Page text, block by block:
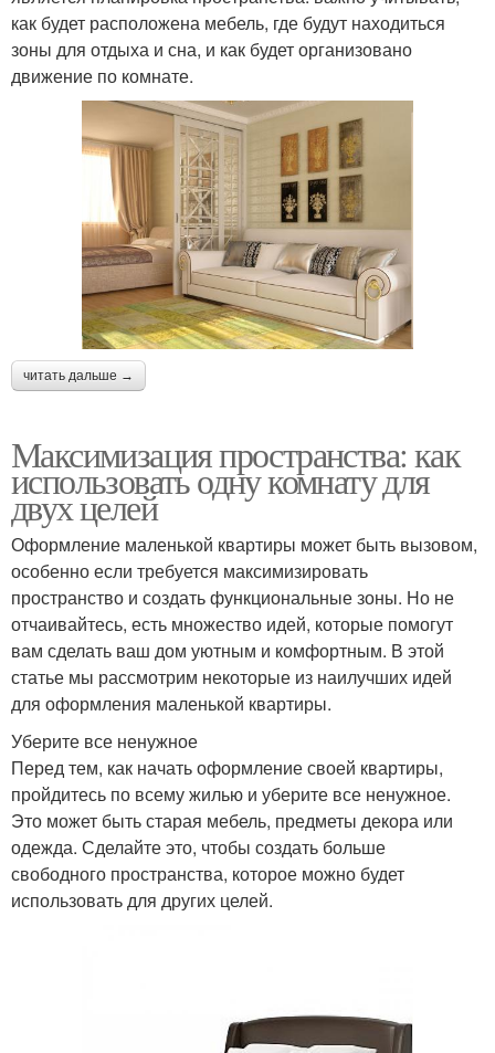
как будет расположена мебель, где будут находиться
зоны для отдыха и сна, и как будет организовано
движение по комнате.
читать дальше →
Максимизация пространства: как
использовать одну комнату для
двух целей
Оформление маленькой квартиры может быть вызовом,
особенно если требуется максимизировать
пространство и создать функциональные зоны. Но не
отчаивайтесь, есть множество идей, которые помогут
вам сделать ваш дом уютным и комфортным. В этой
статье мы рассмотрим некоторые из наилучших идей
для оформления маленькой квартиры.
Уберите все ненужное
Перед тем, как начать оформление своей квартиры,
пройдитесь по всему жилью и уберите все ненужное.
Это может быть старая мебель, предметы декора или
одежда. Сделайте это, чтобы создать больше
свободного пространства, которое можно будет
использовать для других целей.